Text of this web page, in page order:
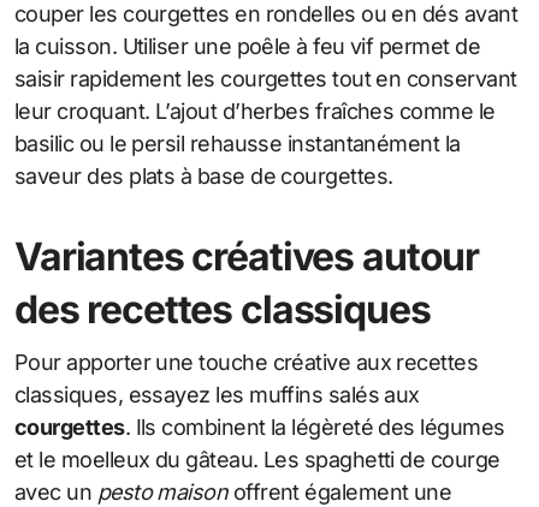
couper les courgettes en rondelles ou en dés avant
la cuisson. Utiliser une poêle à feu vif permet de
saisir rapidement les courgettes tout en conservant
leur croquant. L’ajout d’herbes fraîches comme le
basilic ou le persil rehausse instantanément la
saveur des plats à base de courgettes.
Variantes créatives autour
des recettes classiques
Pour apporter une touche créative aux recettes
classiques, essayez les muffins salés aux
courgettes. Ils combinent la légèreté des légumes
et le moelleux du gâteau. Les spaghetti de courge
avec un pesto maisonoffrent également une